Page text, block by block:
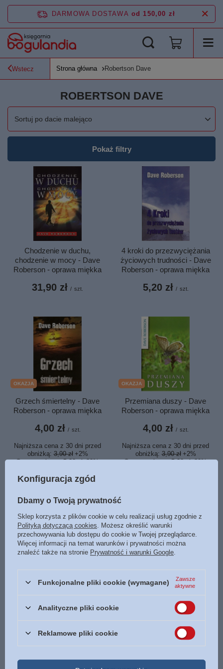
DARMOWA DOSTAWA od 150,00 zł
Wstecz Strona główna Robertson Dave
ROBERTSON DAVE
Zmień sortowanie
Sortuj po dacie malejąco
Pokaż filtry
Chodzenie w duchu,
chodzenie w mocy - Dave
Roberson - oprawa miękka
31,90 zł / szt.
4 kroki do przezwyciężania
życiowych trudności - Dave
Roberson - oprawa miękka
5,20 zł / szt.
OKAZJA
Grzech śmiertelny - Dave
Roberson - oprawa miękka
4,00 zł / szt.
Najniższa cena z 30 dni przed
obniżką:3,90 zł +2%
Cena regularna:5,00 zł -20%
OKAZJA
Przemiana duszy - Dave
Roberson - oprawa miękka
4,00 zł / szt.
Najniższa cena z 30 dni przed
obniżką:3,90 zł +2%
Cena regularna:5,00 zł -20%
OKAZJA
Roberson - oprawa miękka
Cena regularna:5,00 zł -20%
Roberson - oprawa miękka
/ szt.
Konfiguracja zgód
Dbamy o Twoją prywatność
Sklep korzysta z plików cookie w celu realizacji usług zgodnie z
Polityką dotyczącą cookies . Możesz określić warunki
przechowywania lub dostępu do cookie w Twojej przeglądarce.
Więcej informacji na temat warunków i prywatności można
znaleźć także na stronie Prywatność i warunki Google
Funkcjonalne pliki cookie (wymagane)
Zawsze
aktywne
Analityczne pliki cookie
Reklamowe pliki cookie